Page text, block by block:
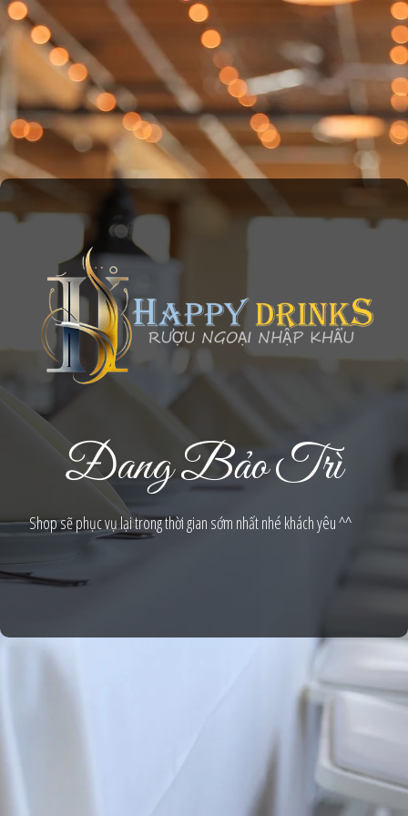
Đang Bảo Trì
Shop sẽ phục vụ lại trong thời gian sớm nhất nhé khách yêu ^^